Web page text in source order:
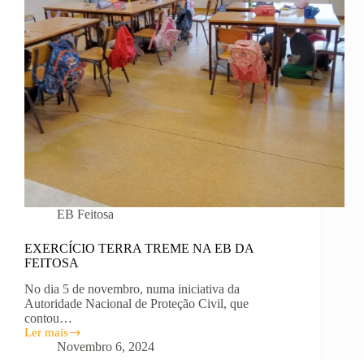
EB Feitosa
EXERCÍCIO TERRA TREME NA EB DA
FEITOSA
No dia 5 de novembro, numa iniciativa da
Autoridade Nacional de Proteção Civil, que
contou…
Ler mais
EXERCÍCIO
TERRANovembro 6, 2024